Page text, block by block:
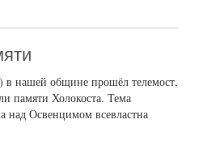
в нашей общине прошёл телемост,
памяти Холокоста. Тема
над Освенцимом всевластна